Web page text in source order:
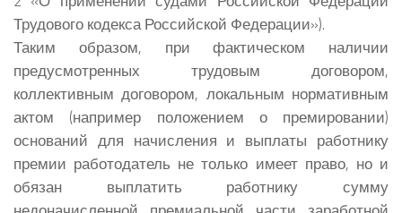
Трудового кодекса Российской Федерации»).
Таким образом, при фактическом наличии
предусмотренных трудовым договором,
коллективным договором, локальным нормативным
актом (например положением о премировании)
оснований для начисления и выплаты работнику
премии работодатель не только имеет право, но и
обязан выплатить работнику сумму